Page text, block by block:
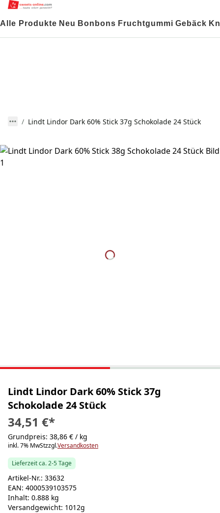
Alle Produkte Neu Bonbons Fruchtgummi Gebäck
Lindt Lindor Dark 60% Stick 37g Schokolade 24 Stück
Lindt Lindor Dark 60% Stick 37g
Schokolade 24 Stück
34,51 €*
Grundpreis: 38,86 € / kg
inkl. 7% MwStzzgl.Versandkosten
Lieferzeit ca. 2-5 Tage
Artikel-Nr.: 33632
EAN: 4000539103575
Inhalt: 0.888 kg
Versandgewicht: 1012g